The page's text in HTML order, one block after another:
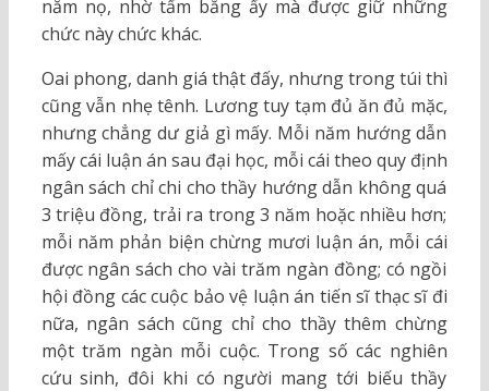
năm nọ, nhờ tấm bằng ấy mà được giữ những
chức này chức khác.
Oai phong, danh giá thật đấy, nhưng trong túi thì
cũng vẫn nhẹ tênh. Lương tuy tạm đủ ăn đủ mặc,
nhưng chẳng dư giả gì mấy. Mỗi năm hướng dẫn
mấy cái luận án sau đại học, mỗi cái theo quy định
ngân sách chỉ chi cho thầy hướng dẫn không quá
3 triệu đồng, trải ra trong 3 năm hoặc nhiều hơn;
mỗi năm phản biện chừng mươi luận án, mỗi cái
được ngân sách cho vài trăm ngàn đồng; có ngồi
hội đồng các cuộc bảo vệ luận án tiến sĩ thạc sĩ đi
nữa, ngân sách cũng chỉ cho thầy thêm chừng
một trăm ngàn mỗi cuộc. Trong số các nghiên
cứu sinh, đôi khi có người mang tới biếu thầy